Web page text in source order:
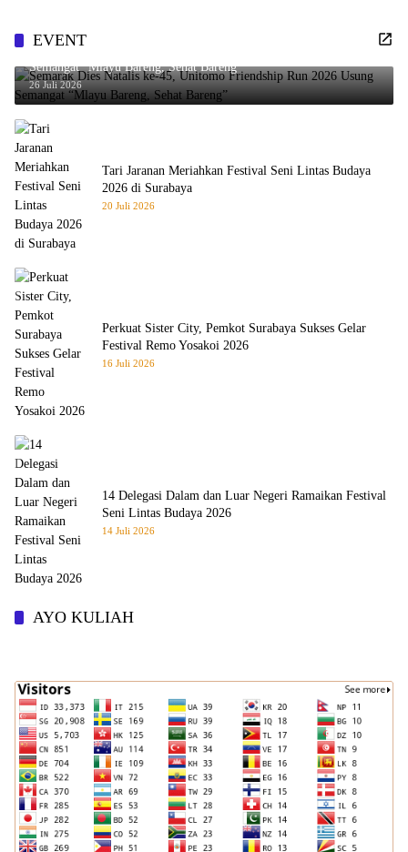
EVENT
Semarak Dies Natalis ke-45, Unitomo Friendship Run 2026 Usung
Semangat “Mlayu Bareng, Sehat Bareng”
26 Juli 2026
Tari Jaranan Meriahkan Festival Seni Lintas Budaya
2026 di Surabaya
20 Juli 2026
Perkuat Sister City, Pemkot Surabaya Sukses Gelar
Festival Remo Yosakoi 2026
16 Juli 2026
14 Delegasi Dalam dan Luar Negeri Ramaikan Festival
Seni Lintas Budaya 2026
14 Juli 2026
AYO KULIAH